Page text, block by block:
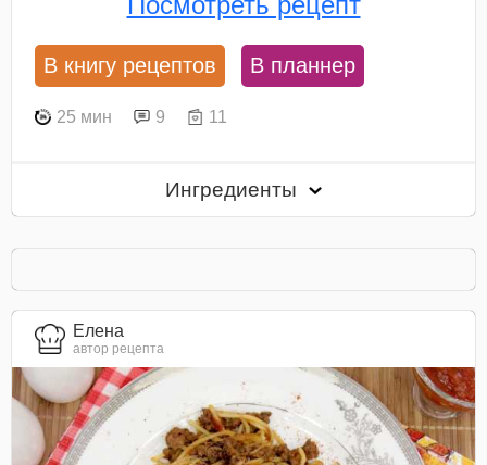
В книгу рецептов В планнер
25 мин 9 11
Ингредиенты
Елена
автор рецепта